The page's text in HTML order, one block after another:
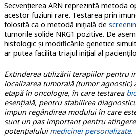
Secvențierea ARN reprezintă metoda
acestor fuziuni rare. Testarea prin
folosită ca o metodă inițială de
tumorile solide NRG1 pozitive. De
histologic și modificările genetice
ar putea facilita triajul inițial al
Extinderea utilizării terapiilor pentru
localizarea tumorală (tumor agnostic)
etapă în oncologie, în care testarea
esențială, pentru stabilirea
impun regândirea modului în care
sunt un pas important pentru
potențialului medicinei personalizate.